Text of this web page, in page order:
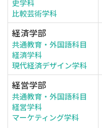
史学科
比較芸術学科
経済学部
共通教育・外国語科目
経済学科
現代経済デザイン学科
経営学部
共通教育・外国語科目
経営学科
マーケティング学科